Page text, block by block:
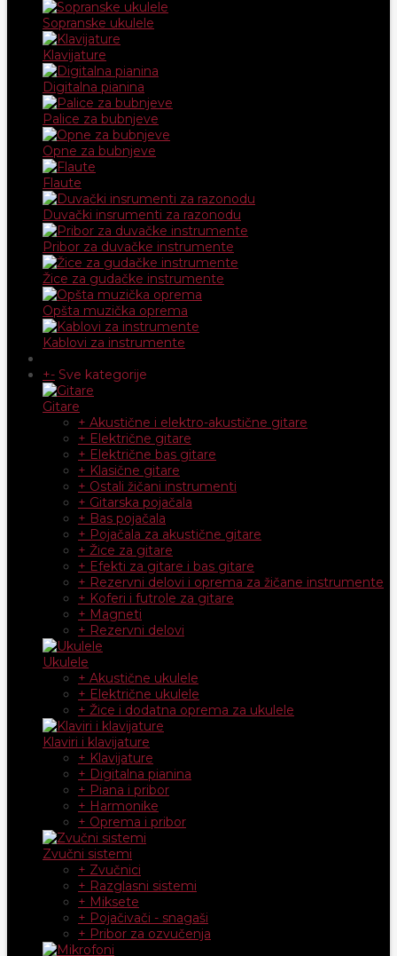
Sopranske ukulele
Klavijature
Digitalna pianina
Palice za bubnjeve
Opne za bubnjeve
Flaute
Duvački insrumenti za razonodu
Pribor za duvačke instrumente
Žice za gudačke instrumente
Opšta muzička oprema
Kablovi za instrumente
+- Sve kategorije
Gitare
+ Akustične i elektro-akustične gitare
+ Električne gitare
+ Električne bas gitare
+ Klasične gitare
+ Ostali žičani instrumenti
+ Gitarska pojačala
+ Bas pojačala
+ Pojačala za akustične gitare
+ Žice za gitare
+ Efekti za gitare i bas gitare
+ Rezervni delovi i oprema za žičane instrumente
+ Koferi i futrole za gitare
+ Magneti
+ Rezervni delovi
Ukulele
+ Akustične ukulele
+ Električne ukulele
+ Žice i dodatna oprema za ukulele
Klaviri i klavijature
+ Klavijature
+ Digitalna pianina
+ Piana i pribor
+ Harmonike
+ Oprema i pribor
Zvučni sistemi
+ Zvučnici
+ Razglasni sistemi
+ Miksete
+ Pojačivači - snagaši
+ Pribor za ozvučenja